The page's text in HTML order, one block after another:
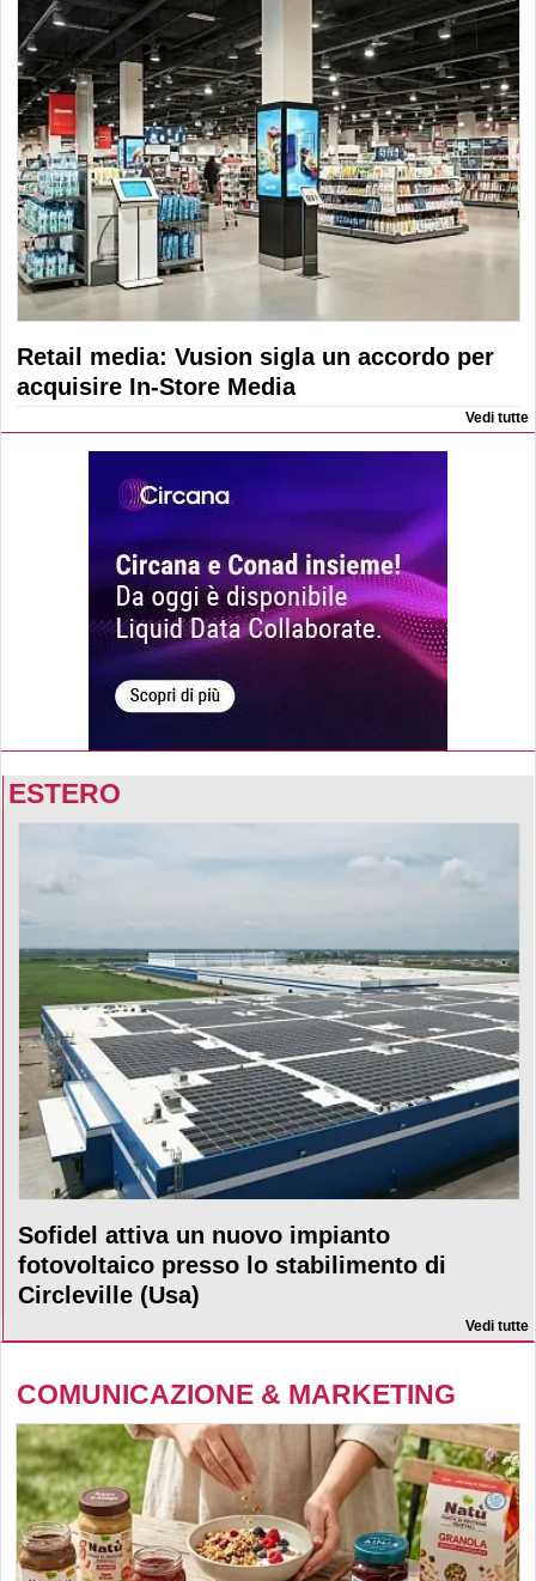
Retail media: Vusion sigla un accordo per
acquisire In-Store Media
Vedi tutte
ESTERO
Sofidel attiva un nuovo impianto
fotovoltaico presso lo stabilimento di
Circleville (Usa)
Vedi tutte
COMUNICAZIONE & MARKETING